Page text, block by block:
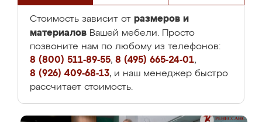
Стоимость зависит от размеров и
материалов Вашей мебели. Просто
позвоните нам по любому из телефонов:
8 (800) 511-89-55, 8 (495) 665-24-01,
8 (926) 409-68-13, и наш менеджер быстро
рассчитает стоимость.